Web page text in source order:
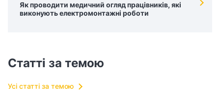
Як проводити медичний огляд працівників, які
виконують електромонтажні роботи
Статті за темою
Усі статті за темою